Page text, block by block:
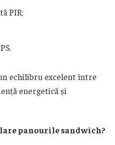
PIR;
echilibru excelent între
energetică și
panourile sandwich?